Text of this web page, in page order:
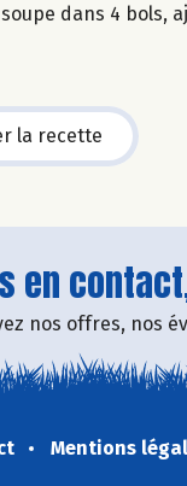
dans 4 bols,
la recette
en
nos offres, nos
Mentions